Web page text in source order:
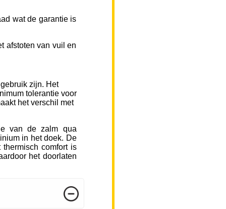
wat de garantie is
afstoten van vuil en
zijn. Het
tolerantie voor
het verschil met
van de zalm qua
in het doek. De
thermisch comfort is
het doorlaten